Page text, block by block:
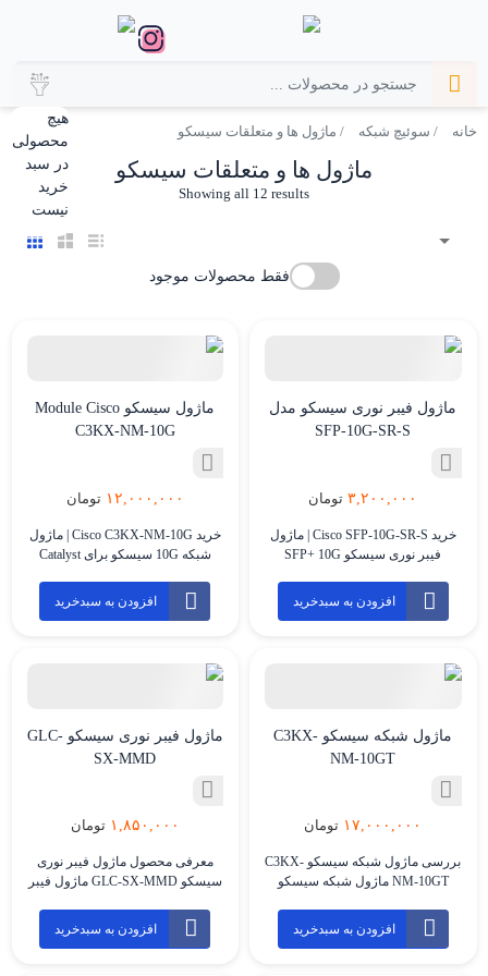
هیچ
محصولی
در سبد
خرید
نیست
خانه / سوئیچ شبکه / ماژول ها و متعلقات سیسکو
ماژول ها و متعلقات سیسکو
Showing all 12 results
Sorted
فقط محصولات موجود
ماژول فیبر نوری سیسکو مدل
SFP-10G-SR-S
۳,۲۰۰,۰۰۰ تومان
خرید Cisco SFP-10G-SR-S | ماژول
فیبر نوری سیسکو SFP+ 10G
10GbE از سری S-Class سیسکو
طراحی شده است. این ماژول با
پشتیبانی از فیبر Multi-mode / […]
افزودن به سبدخرید
ماژول سیسکو Module Cisco
C3KX-NM-10G
۱۲,۰۰۰,۰۰۰ تومان
خرید Cisco C3KX-NM-10G | ماژول
شبکه 10G سیسکو برای Catalyst
یک ماژول Uplink برای سوئیچ‌های
ارتقای ارتباطات شبکه به لینک‌های
است که از سوئیچ‌های […]
افزودن به سبدخرید
ماژول شبکه سیسکو C3KX-
NM-10GT
۱۷,۰۰۰,۰۰۰ تومان
بررسی ماژول شبکه سیسکو C3KX-
NM-10GT ماژول شبکه سیسکو
قدرتمند و پرکاربرد برای سری
سوئیچ‌های سیسکو Catalyst 3750-X
افزودن به سبدخرید
ماژول فیبر نوری سیسکو GLC-
SX-MMD
۱,۸۵۰,۰۰۰ تومان
معرفی محصول ماژول فیبر نوری
سیسکو GLC-SX-MMD ماژول فیبر
یکی از پرکاربردترین ماژول‌های فیبر
نوری در شبکه‌های اترنت گیگابیت
افزودن به سبدخرید